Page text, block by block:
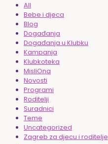
All
Bebe i djeca
Blog
Događanja
Događanja u Klubku
Kampanja
Klubkoteka
MisliOna
Novosti
Programi
Roditelji
Suradnici
Teme
Uncategorized
Zagreb za djecu i roditelje